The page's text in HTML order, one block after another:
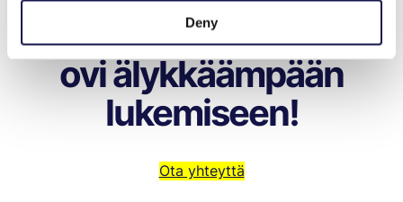
Deny
Avataan yhdessä
ovi älykkäämpään
lukemiseen!
Ota yhteyttä